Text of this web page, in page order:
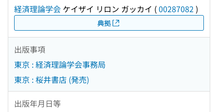
経済理論学会 ケイザイ リロン ガッカイ (00287082 )
典拠
出版事項
東京 : 経済理論学会事務局
東京 : 桜井書店 (発売)
出版年月日等